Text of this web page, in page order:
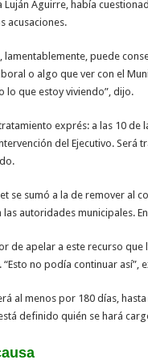
Luján Aguirre, había
acusaciones.
lamentablemente, puede
o algo que ver con el
lo que estoy viviendo”, dijo.
exprés: a las 10
del Ejecutivo. Será
se sumó a la de remover al
las autoridades municipales.
de apelar a este recurso
no podía continuar así”,
al menos por 180 días,
definido quién se hará